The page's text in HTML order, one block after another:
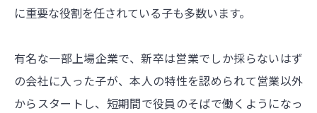
に重要な役割を任されている子も多数います。
有名な一部上場企業で、新卒は営業でしか採らないはず
の会社に入った子が、本人の特性を認められて営業以外
からスタートし、短期間で役員のそばで働くようになっ